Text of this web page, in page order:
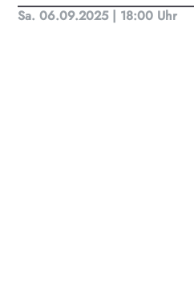
Sa. 06.09.2025 | 18:00 Uhr
KULTplan ABO